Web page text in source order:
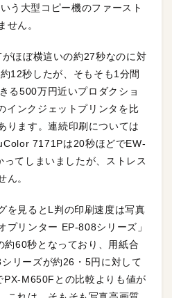
う大型コピー機のファースト
せん。
ほぼ横這いの約27秒なのに対
12秒したが、そもそも1分間
る500万円近いプロダクショ
インクジェットプリンタを比
ります。連続印刷については
7171Pは20秒ほどでEW-
てしまいましたが、ストレス
ん。
を見るとL判の印刷速度は写真
プリンター EP-808シリーズ」
60秒となっており、用紙合
リーズが約26・5円に対して
M650Fとの比較よりも値が